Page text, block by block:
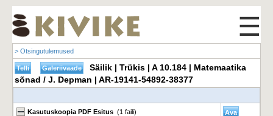
☰
> Otsingutulemused
Säilik | Trükis | A 10.184 | Matemaatika
sõnad / J. Depman | AR-19141-54892-38377
Kasutuskoopia PDF Esitus (1 faili)